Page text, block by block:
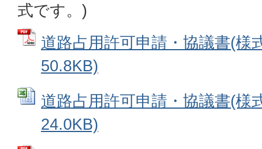
式です。)
道路占用許可申請・協議書(様
50.8KB)
道路占用許可申請・協議書(様
24.0KB)